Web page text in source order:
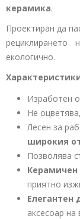
керамика.
Проектиран да
екологично.
Изработен
Не
Лесен за
широкия
Позволява
приятно
Елегантен
аксесоар на